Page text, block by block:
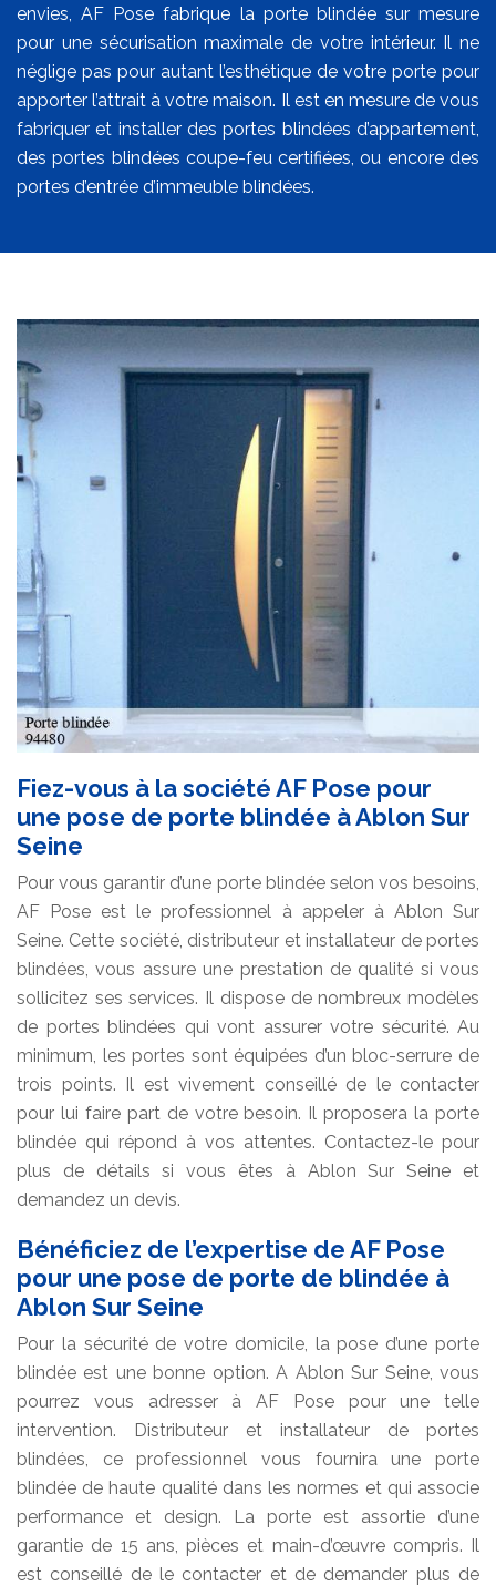
envies, AF Pose fabrique la porte blindée sur mesure
pour une sécurisation maximale de votre intérieur. Il ne
néglige pas pour autant l’esthétique de votre porte pour
apporter l’attrait à votre maison. Il est en mesure de vous
fabriquer et installer des portes blindées d’appartement,
des portes blindées coupe-feu certifiées, ou encore des
portes d’entrée d’immeuble blindées.
Fiez-vous à la société AF Pose pour
une pose de porte blindée à Ablon Sur
Seine
Pour vous garantir d’une porte blindée selon vos besoins,
AF Pose est le professionnel à appeler à Ablon Sur
Seine. Cette société, distributeur et installateur de portes
blindées, vous assure une prestation de qualité si vous
sollicitez ses services. Il dispose de nombreux modèles
de portes blindées qui vont assurer votre sécurité. Au
minimum, les portes sont équipées d’un bloc-serrure de
trois points. Il est vivement conseillé de le contacter
pour lui faire part de votre besoin. Il proposera la porte
blindée qui répond à vos attentes. Contactez-le pour
plus de détails si vous êtes à Ablon Sur Seine et
demandez un devis.
Bénéficiez de l’expertise de AF Pose
pour une pose de porte de blindée à
Ablon Sur Seine
Pour la sécurité de votre domicile, la pose d’une porte
blindée est une bonne option. A Ablon Sur Seine, vous
pourrez vous adresser à AF Pose pour une telle
intervention. Distributeur et installateur de portes
blindées, ce professionnel vous fournira une porte
blindée de haute qualité dans les normes et qui associe
performance et design. La porte est assortie d’une
garantie de 15 ans, pièces et main-d’œuvre compris. Il
est conseillé de le contacter et de demander plus de